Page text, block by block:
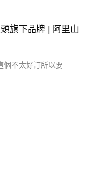
旗下品牌 | 阿里山
個不太好訂所以要